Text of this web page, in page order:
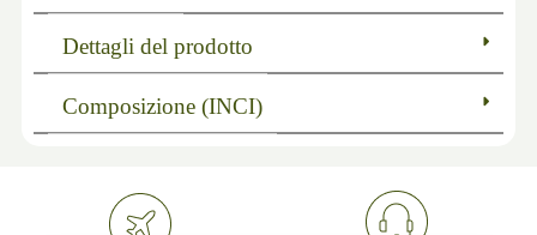
Dettagli del prodotto
Composizione (INCI)